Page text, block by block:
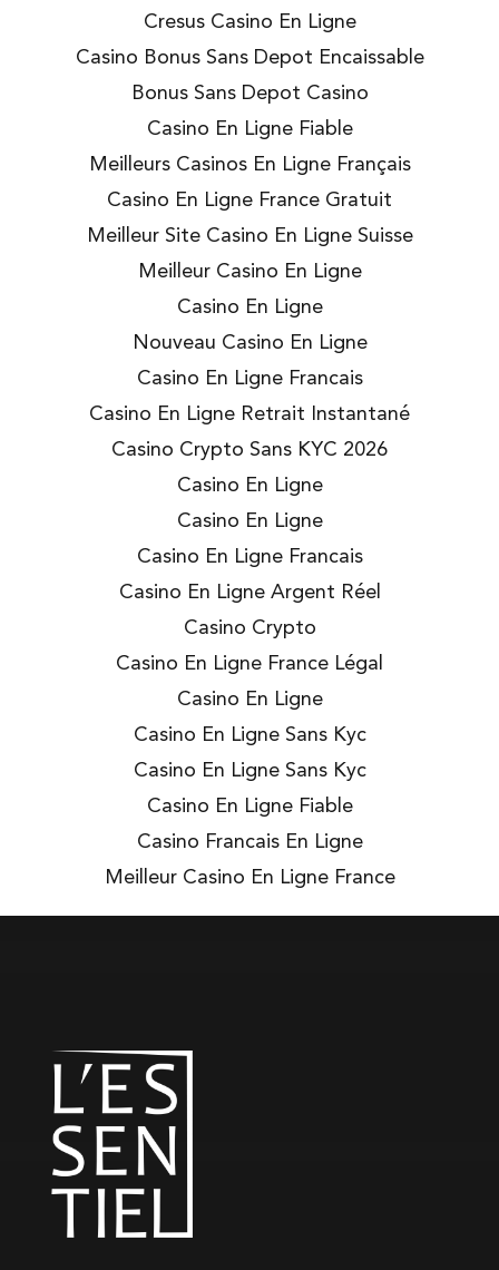
Cresus Casino En Ligne
Casino Bonus Sans Depot Encaissable
Bonus Sans Depot Casino
Casino En Ligne Fiable
Meilleurs Casinos En Ligne Français
Casino En Ligne France Gratuit
Meilleur Site Casino En Ligne Suisse
Meilleur Casino En Ligne
Casino En Ligne
Nouveau Casino En Ligne
Casino En Ligne Francais
Casino En Ligne Retrait Instantané
Casino Crypto Sans KYC 2026
Casino En Ligne
Casino En Ligne
Casino En Ligne Francais
Casino En Ligne Argent Réel
Casino Crypto
Casino En Ligne France Légal
Casino En Ligne
Casino En Ligne Sans Kyc
Casino En Ligne Sans Kyc
Casino En Ligne Fiable
Casino Francais En Ligne
Meilleur Casino En Ligne France